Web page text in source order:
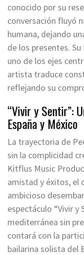
conocido por su
conversación fluyó
humana, dejando
de los presentes.
uno de los ejes
artista traduce
reflejando su
“Vivir y Sentir”:
España y México
La trayectoria de
sin la complicidad
Kitflus Music
amistad y éxitos, el
ambicioso
espectáculo “Vivir y
mediterránea sin
contará con la
bailarina solista del